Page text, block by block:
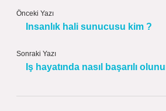
Önceki Yazı
Insanlık hali sunucusu kim ?
Sonraki Yazı
Iş hayatında nasıl başarılı